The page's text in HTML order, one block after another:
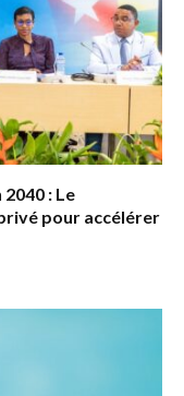
: Le
pour accélérer